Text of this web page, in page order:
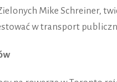
Mike Schreiner,
w transport